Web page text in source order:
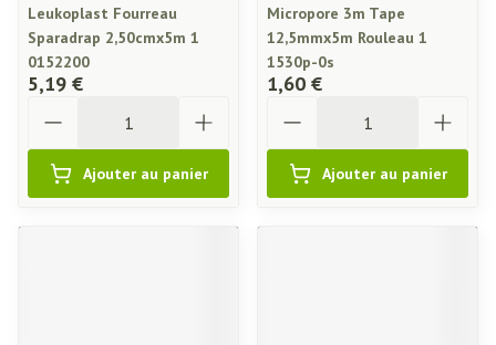
Leukoplast Fourreau
Sparadrap 2,50cmx5m 1
0152200
5,19 €
Ajouter au panier
Micropore 3m Tape
12,5mmx5m Rouleau 1
1530p-0s
1,60 €
Ajouter au panier